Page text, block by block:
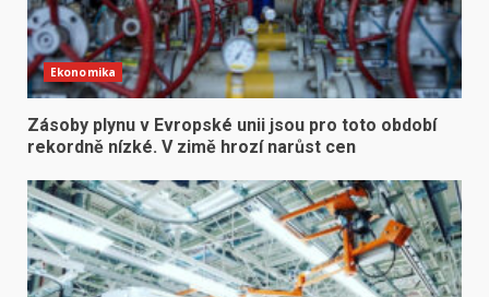
Ekonomika
Zásoby plynu v Evropské unii jsou pro toto období
rekordně nízké. V zimě hrozí narůst cen